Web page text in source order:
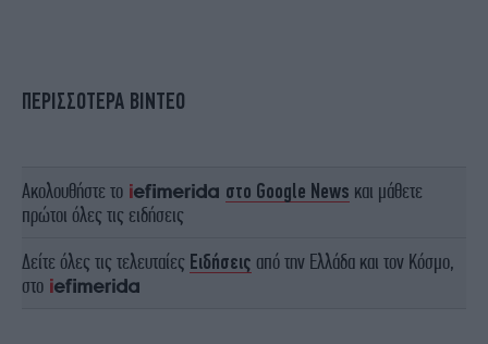
ΠΕΡΙΣΣΟΤΕΡΑ ΒΙΝΤΕΟ
Ακολουθήστε το στο Google News και μάθετε
πρώτοι όλες τις ειδήσεις
Δείτε όλες τις τελευταίες Ειδήσεις από την Ελλάδα και τον Κόσμο,
στο